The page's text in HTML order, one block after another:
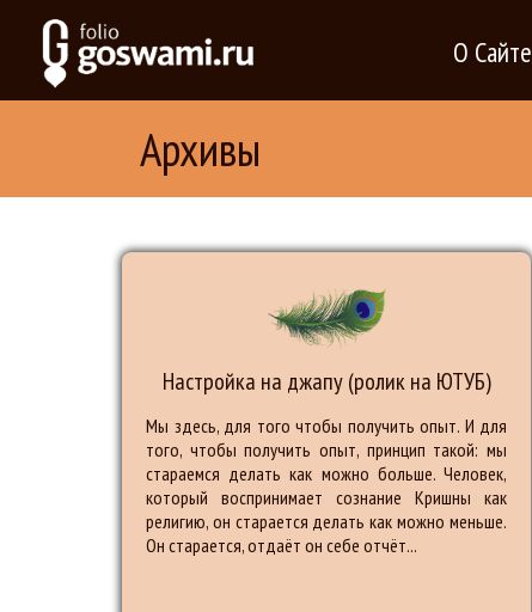
О Сайте
Архивы
Настройка на джапу (ролик на ЮТУБ)
Мы здесь, для того чтобы получить опыт. И для
того, чтобы получить опыт, принцип такой: мы
стараемся делать как можно больше. Человек,
который воспринимает сознание Кришны как
религию, он старается делать как можно меньше.
Он старается, отдаёт он себе отчёт...